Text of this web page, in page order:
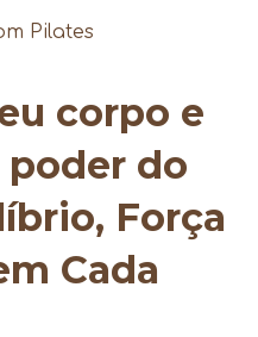
Pilates
corpo e
do
Força
Cada